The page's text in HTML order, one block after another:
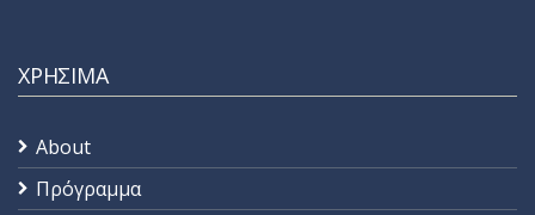
ΧΡΗΣΙΜΑ
About
Πρόγραμμα